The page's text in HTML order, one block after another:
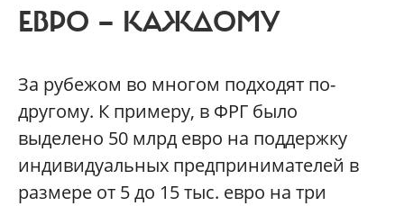
ЕВРО — КАЖДОМУ
За рубежом во многом подходят по-
другому. К примеру, в ФРГ было
выделено 50 млрд евро на поддержку
индивидуальных предпринимателей в
размере от 5 до 15 тыс. евро на три